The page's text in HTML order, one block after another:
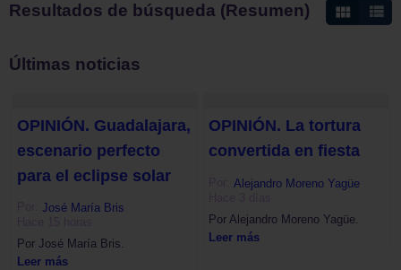
Resultados de búsqueda (Resumen)
Últimas noticias
OPINIÓN. Guadalajara,
escenario perfecto
para el eclipse solar
Por:José María Bris
Por José María Bris.
Leer más
OPINIÓN. La tortura
convertida en fiesta
Alejandro Moreno Yagüe
Por Alejandro Moreno Yagüe.
Leer más